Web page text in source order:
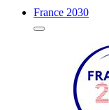
France 2030